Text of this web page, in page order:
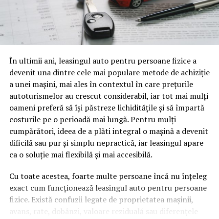
Gândește-te la o sesiune de patruzeci de minute despre,
să zicem, fiscalitatea freelancerilor. Conținutul vorbit e
o mină de informație, plină de întrebări pe care și le pun
oamenii cu adevărat. Dacă transcrierea ajunge pe o
cuvinte tematice, scrise exact în limbajul în care se
caută.
Apoi vine partea de comportament. O pagină pe care
vizitatorii stau zece, cincisprezece minute ca să
urmărească replay-ul trimite un semnal greu de ignorat.
Google nu îți măsoară direct satisfacția, însă timpul
petrecut, scrollul și revenirile spun ceva despre cât de
util e materialul.
Și mai e ceva ce se uită ușor. Un webinar reușit atrage
linkuri aproape de la sine. Cineva îl menționează într-un
newsletter, altcineva îl citează într-un articol, un
partener îl trimite în comunitatea lui. Fiecare astfel de
În ultimii ani, leasingul auto pentru persoane fizice a
devenit una dintre cele mai populare metode de achiziție
a unei mașini, mai ales în contextul în care prețurile
autoturismelor au crescut considerabil, iar tot mai mulți
oameni preferă să își păstreze lichiditățile și să împartă
costurile pe o perioadă mai lungă. Pentru mulți
cumpărători, ideea de a plăti integral o mașină a devenit
dificilă sau pur și simplu nepractică, iar leasingul apare
ca o soluție mai flexibilă și mai accesibilă.
Cu toate acestea, foarte multe persoane încă nu înțeleg
exact cum funcționează leasingul auto pentru persoane
fizice. Există confuzii legate de proprietatea mașinii,
avans, rate, dobânzi, valoare reziduală sau diferențele